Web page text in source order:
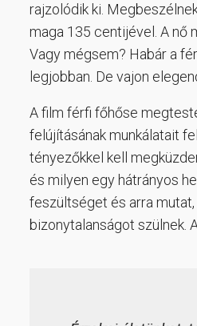
rajzolódik ki.
maga 135 centijével. A nő
Vagy mégsem? Habár a
legjobban. De vajon
A film férfi főhőse
felújításának munkálatait
tényezőkkel kell
és milyen egy hátrányos
feszültséget és arra
bizonytalanságot szülnek.